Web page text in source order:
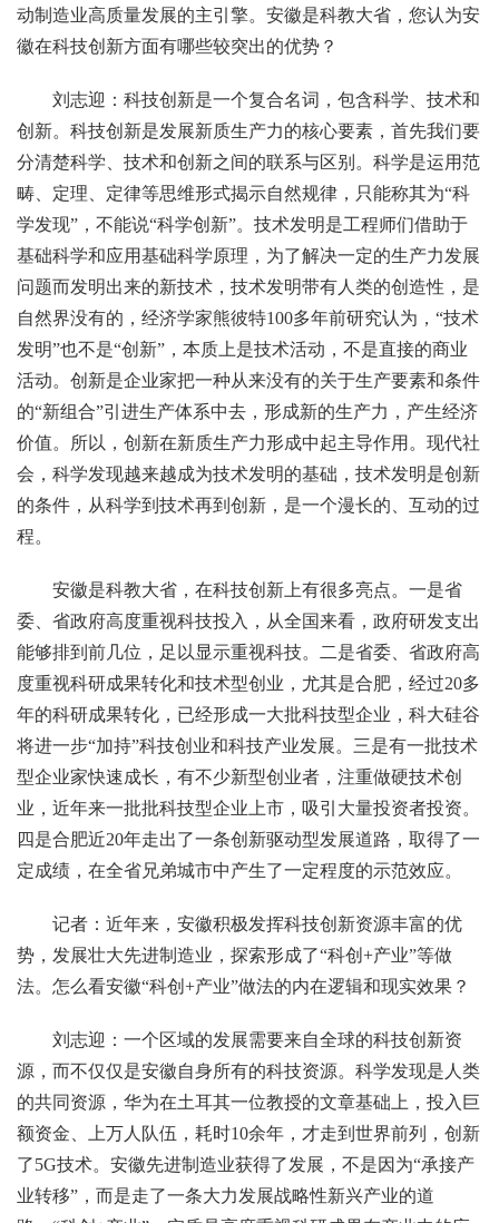
动制造业高质量发展的主引擎。安徽是科教大省，您认为安
徽在科技创新方面有哪些较突出的优势？
刘志迎：科技创新是一个复合名词，包含科学、技术和
创新。科技创新是发展新质生产力的核心要素，首先我们要
分清楚科学、技术和创新之间的联系与区别。科学是运用范
畴、定理、定律等思维形式揭示自然规律，只能称其为“科
学发现”，不能说“科学创新”。技术发明是工程师们借助于
基础科学和应用基础科学原理，为了解决一定的生产力发展
问题而发明出来的新技术，技术发明带有人类的创造性，是
自然界没有的，经济学家熊彼特100多年前研究认为，“技术
发明”也不是“创新”，本质上是技术活动，不是直接的商业
活动。创新是企业家把一种从来没有的关于生产要素和条件
的“新组合”引进生产体系中去，形成新的生产力，产生经济
价值。所以，创新在新质生产力形成中起主导作用。现代社
会，科学发现越来越成为技术发明的基础，技术发明是创新
的条件，从科学到技术再到创新，是一个漫长的、互动的过
程。
安徽是科教大省，在科技创新上有很多亮点。一是省
委、省政府高度重视科技投入，从全国来看，政府研发支出
能够排到前几位，足以显示重视科技。二是省委、省政府高
度重视科研成果转化和技术型创业，尤其是合肥，经过20多
年的科研成果转化，已经形成一大批科技型企业，科大硅谷
将进一步“加持”科技创业和科技产业发展。三是有一批技术
型企业家快速成长，有不少新型创业者，注重做硬技术创
业，近年来一批批科技型企业上市，吸引大量投资者投资。
四是合肥近20年走出了一条创新驱动型发展道路，取得了一
定成绩，在全省兄弟城市中产生了一定程度的示范效应。
记者：近年来，安徽积极发挥科技创新资源丰富的优
势，发展壮大先进制造业，探索形成了“科创+产业”等做
法。怎么看安徽“科创+产业”做法的内在逻辑和现实效果？
刘志迎：一个区域的发展需要来自全球的科技创新资
源，而不仅仅是安徽自身所有的科技资源。科学发现是人类
的共同资源，华为在土耳其一位教授的文章基础上，投入巨
额资金、上万人队伍，耗时10余年，才走到世界前列，创新
了5G技术。安徽先进制造业获得了发展，不是因为“承接产
业转移”，而是走了一条大力发展战略性新兴产业的道